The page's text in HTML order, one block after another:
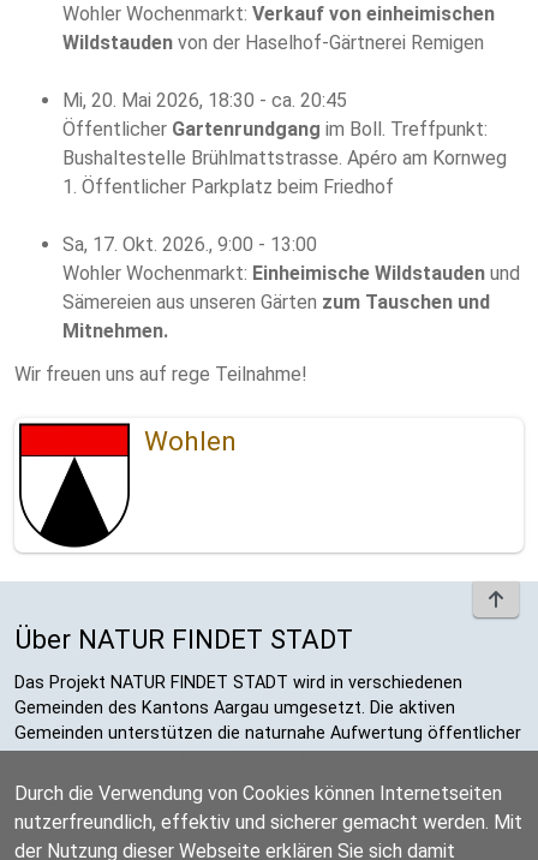
Wohler Wochenmarkt: Verkauf von einheimischen
Wildstauden von der Haselhof-Gärtnerei Remigen
Mi, 20. Mai 2026, 18:30 - ca. 20:45
Öffentlicher Gartenrundgang im Boll. Treffpunkt:
Bushaltestelle Brühlmattstrasse. Apéro am Kornweg
1. Öffentlicher Parkplatz beim Friedhof
Sa, 17. Okt. 2026., 9:00 - 13:00
Wohler Wochenmarkt: Einheimische Wildstauden und
Sämereien aus unseren Gärten zum Tauschen und
Mitnehmen.
Wir freuen uns auf rege Teilnahme!
Wohlen
Über NATUR FINDET STADT
Das Projekt NATUR FINDET STADT wird in verschiedenen
Gemeinden des Kantons Aargau umgesetzt. Die aktiven
Gemeinden unterstützen die naturnahe Aufwertung öffentlicher
Datenschutzerklärung
To
Durch die Verwendung von Cookies können Internetseiten
nutzerfreundlich, effektiv und sicherer gemacht werden. Mit
der Nutzung dieser Webseite erklären Sie sich damit